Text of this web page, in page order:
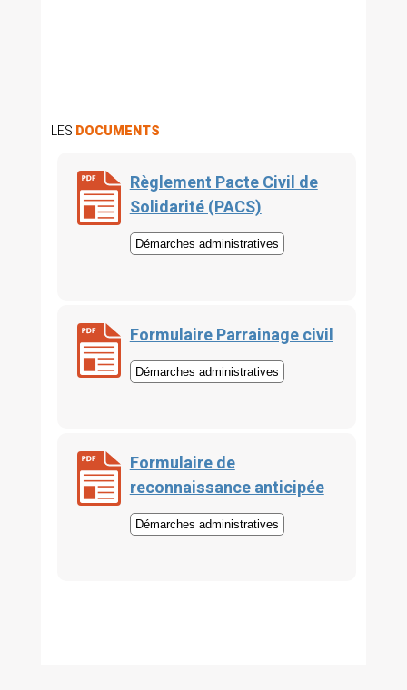
LES DOCUMENTS
Règlement Pacte Civil de
Solidarité (PACS)
Démarches administratives
Formulaire Parrainage civil
Démarches administratives
Formulaire de
reconnaissance anticipée
Démarches administratives